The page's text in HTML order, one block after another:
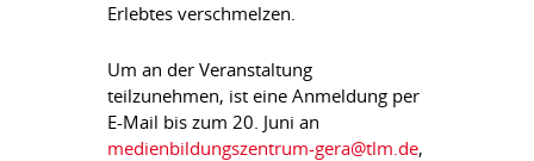
Erlebtes verschmelzen.
Um an der Veranstaltung
teilzunehmen, ist eine Anmeldung per
E-Mail bis zum 20. Juni an
medienbildungszentrum-gera@tlm.de,